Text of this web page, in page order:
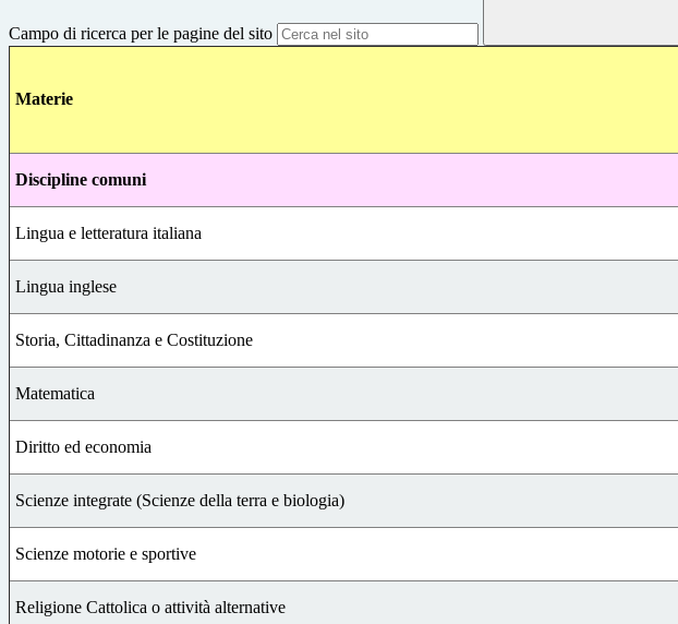
Campo di ricerca per le pagine del sito
Materie
Discipline comuni
Lingua e letteratura italiana
Lingua inglese
Storia, Cittadinanza e Costituzione
Matematica
Diritto ed economia
Scienze integrate (Scienze della terra e biologia)
Scienze motorie e sportive
Religione Cattolica o attività alternative